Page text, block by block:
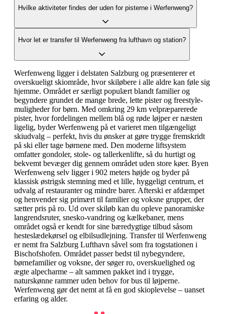
Hvilke aktiviteter findes der uden for pisterne i Werfenweng?
Hvor let er transfer til Werfenweng fra lufthavn og station?
Werfenweng ligger i delstaten Salzburg og præsenterer et
overskueligt skiområde, hvor skiløbere i alle aldre kan føle sig
hjemme. Området er særligt populært blandt familier og
begyndere grundet de mange brede, lette pister og freestyle-
muligheder for børn. Med omkring 29 km velpræparerede
pister, hvor fordelingen mellem blå og røde løjper er næsten
ligelig, byder Werfenweng på et varieret men tilgængeligt
skiudvalg – perfekt, hvis du ønsker at gøre trygge fremskridt
på ski eller tage børnene med. Den moderne liftsystem
omfatter gondoler, stole- og tallerkenlifte, så du hurtigt og
bekvemt bevæger dig gennem området uden store køer. Byen
Werfenweng selv ligger i 902 meters højde og byder på
klassisk østrigsk stemning med et lille, hyggeligt centrum, et
udvalg af restauranter og mindre barer. Afterski er afdæmpet
og henvender sig primært til familier og voksne grupper, der
sætter pris på ro. Ud over skiløb kan du opleve panoramiske
langrendsruter, snesko-vandring og kælkebaner, mens
området også er kendt for sine bæredygtige tilbud såsom
hesteslædekørsel og elbilsudlejning. Transfer til Werfenweng
er nemt fra Salzburg Lufthavn såvel som fra togstationen i
Bischofshofen. Området passer bedst til nybegyndere,
børnefamilier og voksne, der søger ro, overskuelighed og
ægte alpecharme – alt sammen pakket ind i trygge,
naturskønne rammer uden behov for bus til løjperne.
Werfenweng gør det nemt at få en god skioplevelse – uanset
erfaring og alder.